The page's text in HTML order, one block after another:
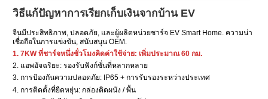
วิธีแก้ปัญหาการเรียกเก็บเงินจากบ้าน EV
จีนมีประสิทธิภาพ, ปลอดภัย, และผู้ผลิตหน่วยชาร์จ EV Smart Home. ความน่า
เชื่อถือในการแข่งขัน, สนับสนุน OEM.
1. 7KW ที่ชาร์จหนึ่งชั่วโมงคิดค่าใช้จ่าย: เพิ่มประมาณ 60 กม.
2. แอพอัจฉริยะ: รองรับฟังก์ชั่นที่หลากหลาย
3. การป้องกันความปลอดภัย: IP65 + การรับรองระหว่างประเทศ
4. การติดตั้งที่ยืดหยุ่น: กล่องติดผนัง / พื้น